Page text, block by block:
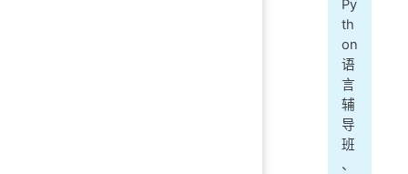
Py
th
on
语
言
辅
导
班
、